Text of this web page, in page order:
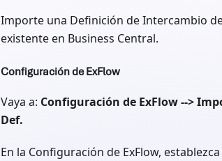
Importe una Definición de Intercambio
existente en Business Central.
Configuración de ExFlow
Vaya a: Configuración de ExFlow -->
Def.
En la Configuración de ExFlow,